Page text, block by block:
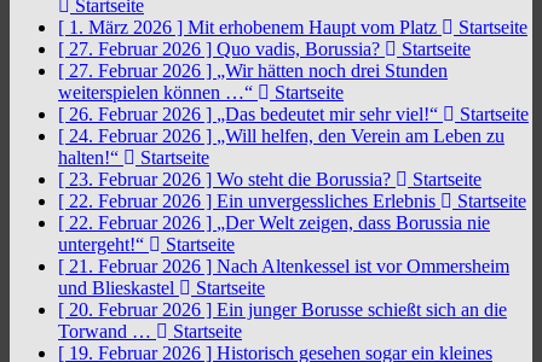
Startseite
[ 1. März 2026 ] Mit erhobenem Haupt vom Platz
Startseite
[ 27. Februar 2026 ] Quo vadis, Borussia?
Startseite
[ 27. Februar 2026 ] „Wir hätten noch drei Stunden
weiterspielen können …“
Startseite
[ 26. Februar 2026 ] „Das bedeutet mir sehr viel!“
Startseite
[ 24. Februar 2026 ] „Will helfen, den Verein am Leben zu
halten!“
Startseite
[ 23. Februar 2026 ] Wo steht die Borussia?
Startseite
[ 22. Februar 2026 ] Ein unvergessliches Erlebnis
Startseite
[ 22. Februar 2026 ] „Der Welt zeigen, dass Borussia nie
untergeht!“
Startseite
[ 21. Februar 2026 ] Nach Altenkessel ist vor Ommersheim
und Blieskastel
Startseite
[ 20. Februar 2026 ] Ein junger Borusse schießt sich an die
Torwand …
Startseite
[ 19. Februar 2026 ] Historisch gesehen sogar ein kleines